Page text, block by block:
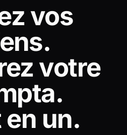
vos
votre
en un.